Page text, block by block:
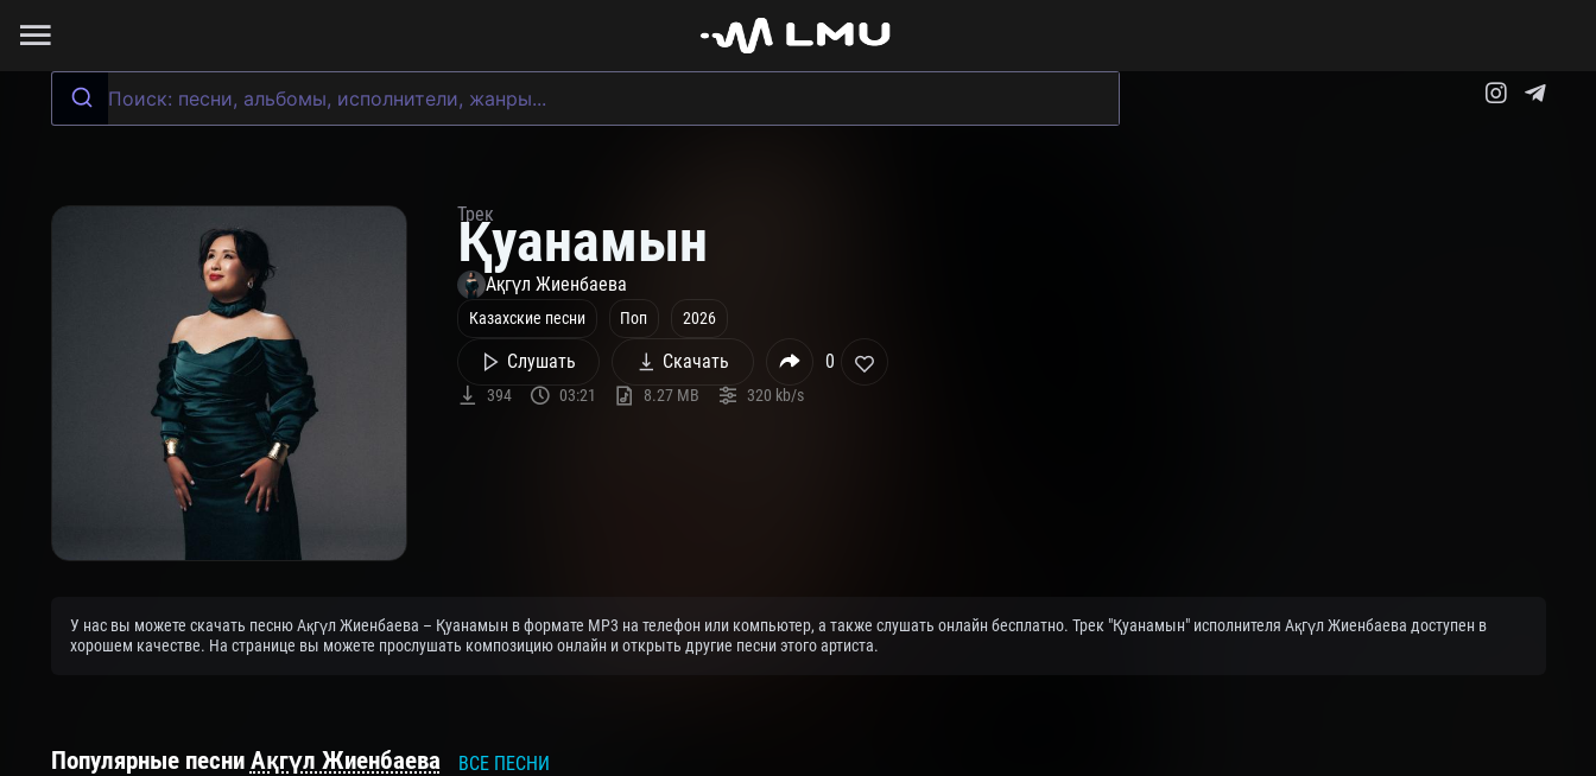
Трек
Қуанамын
Ақгүл Жиенбаева
Казахские песни Поп 2026
Слушать Скачать 0
394 03:21 8.27 MB 320 kb/s
У нас вы можете скачать песню Ақгүл Жиенбаева – Қуанамын в формате MP3 на телефон или компьютер, а также слушать онлайн бесплатно. Трек "Қуанамын" исполнителя Ақгүл Жиенбаева доступен в
хорошем качестве. На странице вы можете прослушать композицию онлайн и открыть другие песни этого артиста.
Популярные песни Ақгүл Жиенбаева ВСЕ ПЕСНИ